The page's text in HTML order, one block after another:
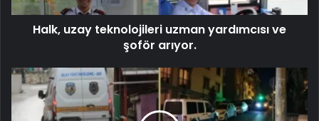
Halk, uzay teknolojileri uzman yardımcısı ve
şoför arıyor.